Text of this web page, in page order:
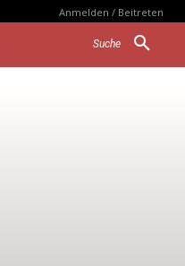
Anmelden / Beitreten
Suche